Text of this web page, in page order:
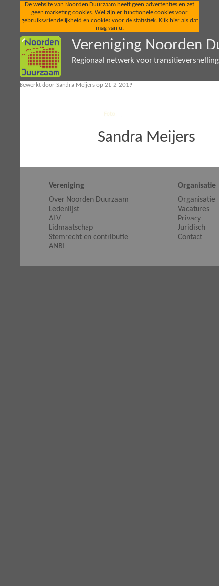
De website van Noorden Duurzaam heeft geen advertenties en zet
geen marketing cookies. Wel zijn er functionele cookies voor
gebruiksvriendelijkheid en cookies voor de statistiek. Klik hier als dat
mag van u.
Vereniging Noorden
Regionaal netwerk voor
Bewerkt door Sandra Meijers op 21-2-2019
Sandra Meijers
Vereniging
Over Noorden Duurzaam
Ledenlijst
ALV
Lidmaatschap
Stemrecht en contributie
ANBI
Organisatie
Organisatie
Vacatures
Privacy
Juridisch
Contact